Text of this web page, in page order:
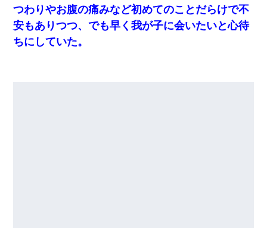
つわりやお腹の痛みなど初めてのことだらけで不
安もありつつ、でも早く我が子に会いたいと心待
ちにしていた。